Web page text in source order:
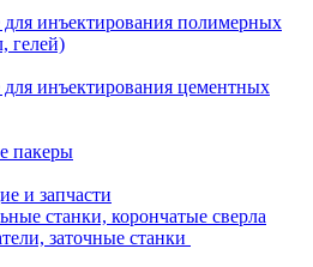
инъектирования полимерных
гелей)
инъектирования цементных
пакеры
и запчасти
станки, корончатые сверла
заточные станки